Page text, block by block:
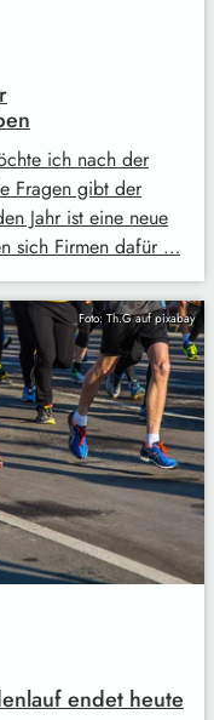
ich nach der
Fragen gibt der
Jahr ist eine neue
sich Firmen dafür …
Foto: Th.G auf pixabay
endet heute